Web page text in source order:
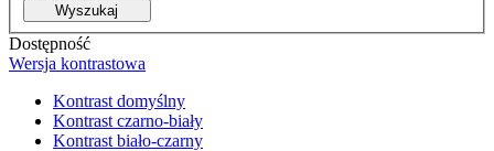
Wyszukaj
Dostępność
Wersja kontrastowa
Kontrast domyślny
Kontrast czarno-biały
Kontrast biało-czarny